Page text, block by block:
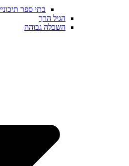
בתי ספר
הגיל הרך
השכלה גבוהה